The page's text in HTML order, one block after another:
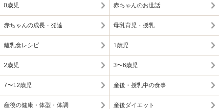
0歳児 赤ちゃんのお世話
赤ちゃんの成長・発達 母乳育児・授乳
離乳食レシピ 1歳児
2歳児 3〜6歳児
7〜12歳児 産後・授乳中の食事
産後の健康・体型・体調 産後ダイエット